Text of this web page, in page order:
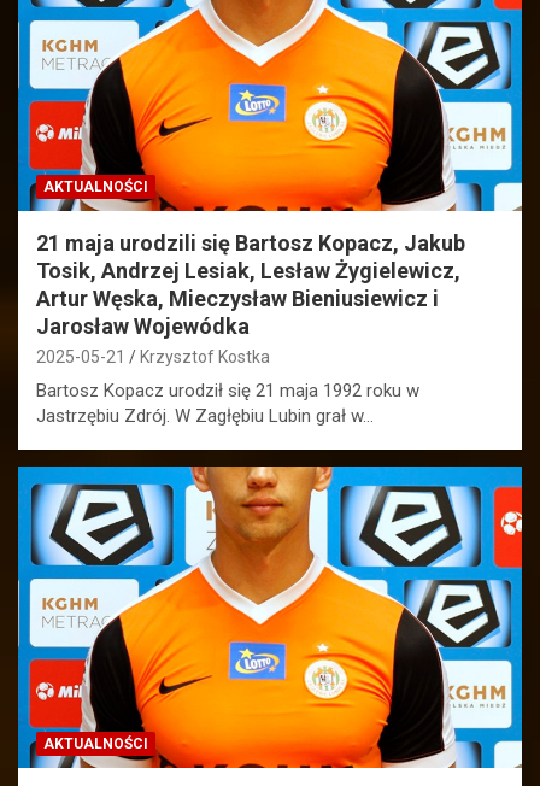
AKTUALNOŚCI
21 maja urodzili się Bartosz Kopacz, Jakub
Tosik, Andrzej Lesiak, Lesław Żygielewicz,
Artur Węska, Mieczysław Bieniusiewicz i
Jarosław Wojewódka
2025-05-21 Krzysztof Kostka
Bartosz Kopacz urodził się 21 maja 1992 roku w
Jastrzębiu Zdrój. W Zagłębiu Lubin grał w…
AKTUALNOŚCI